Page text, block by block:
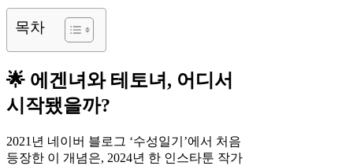
목차
🌟 에겐녀와 테토녀, 어디서
시작됐을까?
2021년 네이버 블로그 ‘수성일기’에서 처음
등장한 이 개념은, 2024년 한 인스타툰 작가